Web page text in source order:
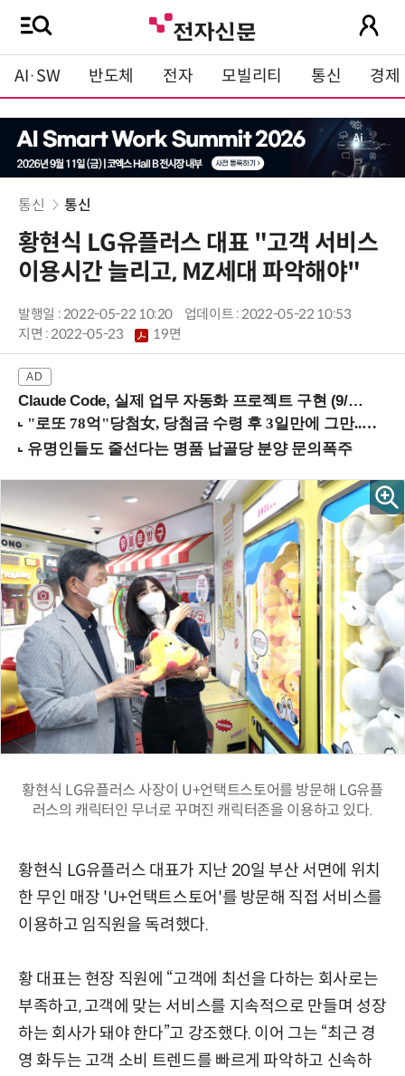
AI·SW 반도체 전자 모빌리티 통신 경제
통신 통신
황현식 LG유플러스 대표 "고객 서비스
이용시간 늘리고, MZ세대 파악해야"
발행일 : 2022-05-22 10:20
업데이트 : 2022-05-22 10:53
지면 :2022-05-23 19면
Claude Code, 실제 업무 자동화 프로젝트 구현 (9/16 ~17 강남역)
황현식 LG유플러스 사장이 U+언택트스토어를 방문해 LG유플
러스의 캐릭터인 무너로 꾸며진 캐릭터존을 이용하고 있다.
황현식 LG유플러스 대표가 지난 20일 부산 서면에 위치
한 무인 매장 'U+언택트스토어'를 방문해 직접 서비스를
이용하고 임직원을 독려했다.
황 대표는 현장 직원에 “고객에 최선을 다하는 회사로는
부족하고, 고객에 맞는 서비스를 지속적으로 만들며 성장
하는 회사가 돼야 한다”고 강조했다. 이어 그는 “최근 경
영 화두는 고객 소비 트렌드를 빠르게 파악하고 신속하